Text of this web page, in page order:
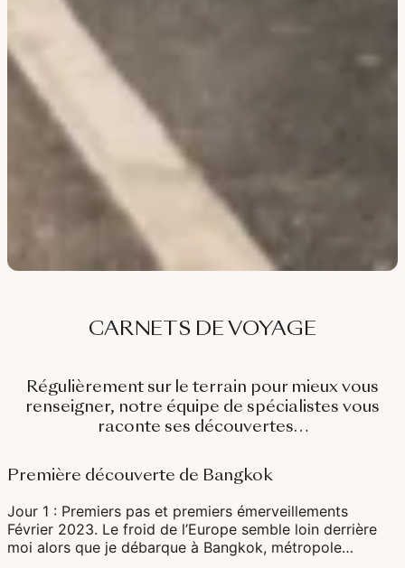
CARNETS DE VOYAGE
Régulièrement sur le terrain pour mieux vous
renseigner, notre équipe de spécialistes vous
raconte ses découvertes…
Première découverte de Bangkok
Jour 1 : Premiers pas et premiers émerveillements
Février 2023. Le froid de l’Europe semble loin derrière
moi alors que je débarque à Bangkok, métropole…